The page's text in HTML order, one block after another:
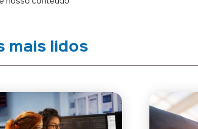
nosso conteúdo
mais lidos